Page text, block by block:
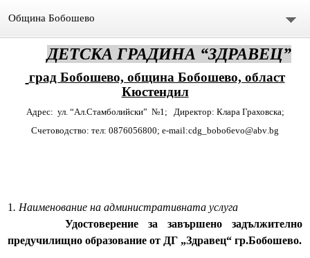
Община Бобошево
Градът
Общински съвет
СЪСТАВ ОбС 2011-2015.
архив ОБС СЪВЕТНИЦИ МАНДАТ 2019-2023
ДЕТСКА ГРАДИНА “ЗДРАВЕЦ”
град Бобошево, община Бобошево, област
Кюстендил
Адрес: ул. “Ал.Стамболийски” №1;
Директор: Клара Граховска;
Счетоводство: тел: 0876056800; e-mail:cdg bobo6evo@abv.bg
1. Наименование на административната услуга
Удостоверение за завършено задължително
предучилищно образование от ДГ „Здравец“ гр.Бобошево.